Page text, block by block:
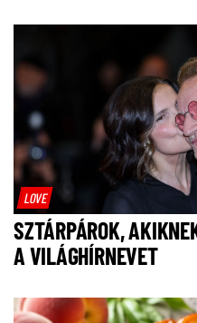
LOVE
SZTÁRPÁROK,
A VILÁGHÍRNEVET